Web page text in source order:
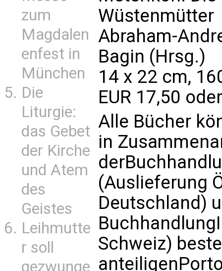
zum
Magdalen
enfest in
München
Die
Liturgie:
das Gebet
der Kirche
und Atem
des
Geistes
Leihmutte
r soll
gezwunge
Wüstenmütter
Abraham-
Bagin (Hrsg.)
14 x 22 cm,
EUR 17,50
Alle Bücher
in
(Auslieferung
Deutschland)
Schweiz)